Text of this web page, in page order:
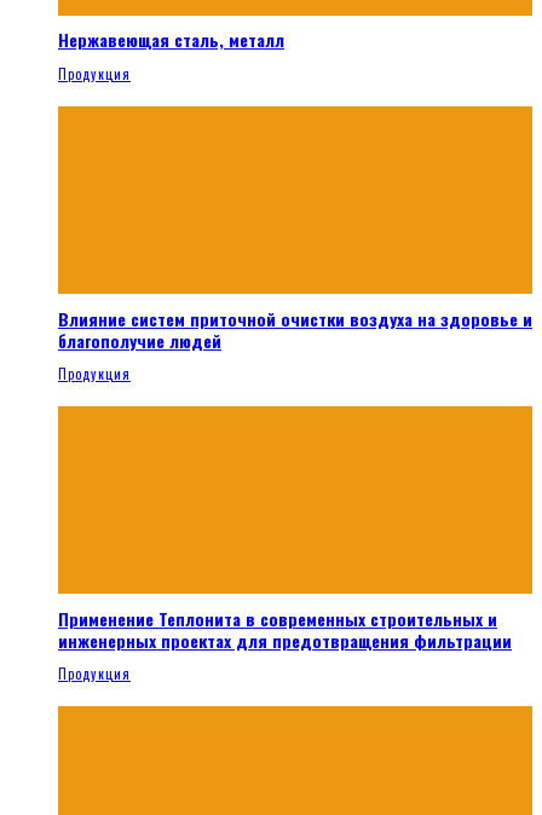
Нержавеющая сталь, металл
Продукция
Влияние систем приточной очистки воздуха на здоровье и
благополучие людей
Продукция
Применение Теплонита в современных строительных и
инженерных проектах для предотвращения фильтрации
Продукция